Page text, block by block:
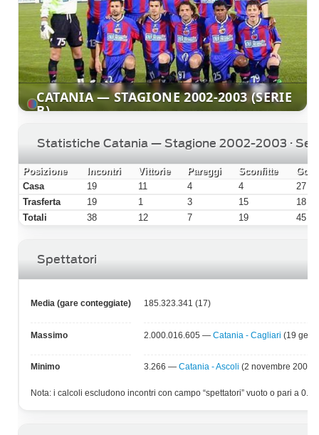
CATANIA — STAGIONE 2002-2003 (SERIE
B)
Statistiche Catania — Stagione 2002-2003 ·
Posizione Incontri Vittorie Pareggi Sconfitte
Gol
Casa
19 11 4 4
27
Trasferta
19 1 3 15
18
Totali
38 12 7 19 45
Spettatori
Media (gare conteggiate) 185.323.341 (17)
Massimo 2.000.016.605 — Catania - Cagliari (19
Minimo 3.266 — Catania - Ascoli (2 novembre 2002)
Nota: i calcoli escludono incontri con campo “spettatori” vuoto o pari a 0.